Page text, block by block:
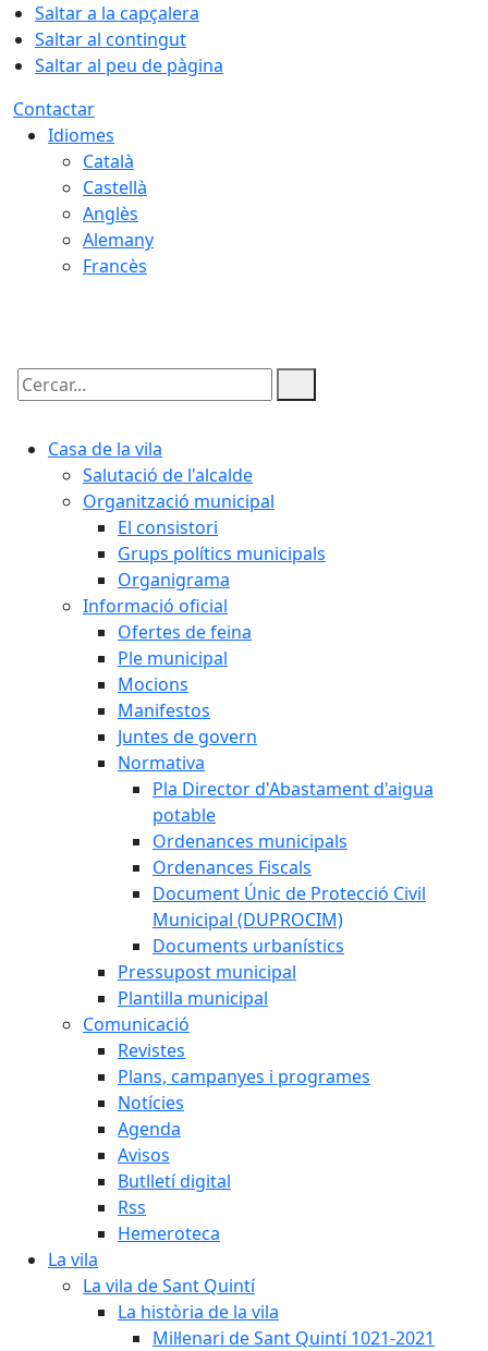
Saltar a la capçalera
Saltar al contingut
Saltar al peu de pàgina
Contactar
Idiomes
Català
Castellà
Anglès
Alemany
Francès
Cercar:
Casa de la vila
Salutació de l'alcalde
Organització municipal
El consistori
Grups polítics municipals
Organigrama
Informació oficial
Ofertes de feina
Ple municipal
Mocions
Manifestos
Juntes de govern
Normativa
Pla Director d'Abastament d'aigua
potable
Ordenances municipals
Ordenances Fiscals
Document Únic de Protecció Civil
Municipal (DUPROCIM)
Documents urbanístics
Pressupost municipal
Plantilla municipal
Comunicació
Revistes
Plans, campanyes i programes
Notícies
Agenda
Avisos
Butlletí digital
Rss
Hemeroteca
La vila
La vila de Sant Quintí
La història de la vila
Mil·lenari de Sant Quintí 1021-2021